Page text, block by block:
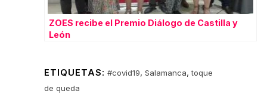
ZOES recibe el Premio Diálogo de Castilla y
León
ETIQUETAS: #covid19, Salamanca,toque
de queda